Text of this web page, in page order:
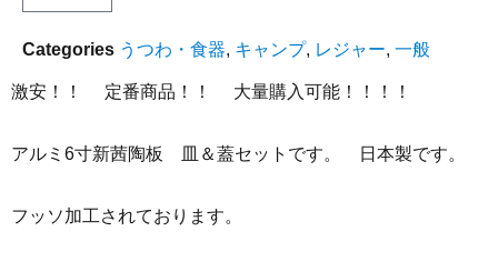
Categories うつわ・食器, キャンプ, レジャー, 一般
激安！！ 定番商品！！ 大量購入可能！！！！
アルミ6寸新茜陶板 皿＆蓋セットです。 日本製です。
フッソ加工されております。